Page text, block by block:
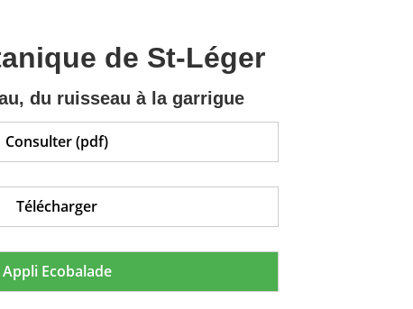
de St-Léger
du ruisseau à la garrigue
Consulter (pdf)
Télécharger
Appli Ecobalade